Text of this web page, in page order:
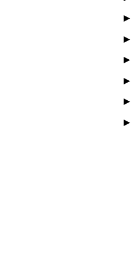
►
►
►
►
►
►